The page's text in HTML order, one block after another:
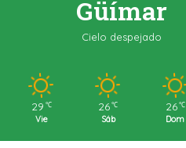
Güímar
Cielo despejado
29 ℃
Vie
26 ℃
Sáb
26 ℃
Dom